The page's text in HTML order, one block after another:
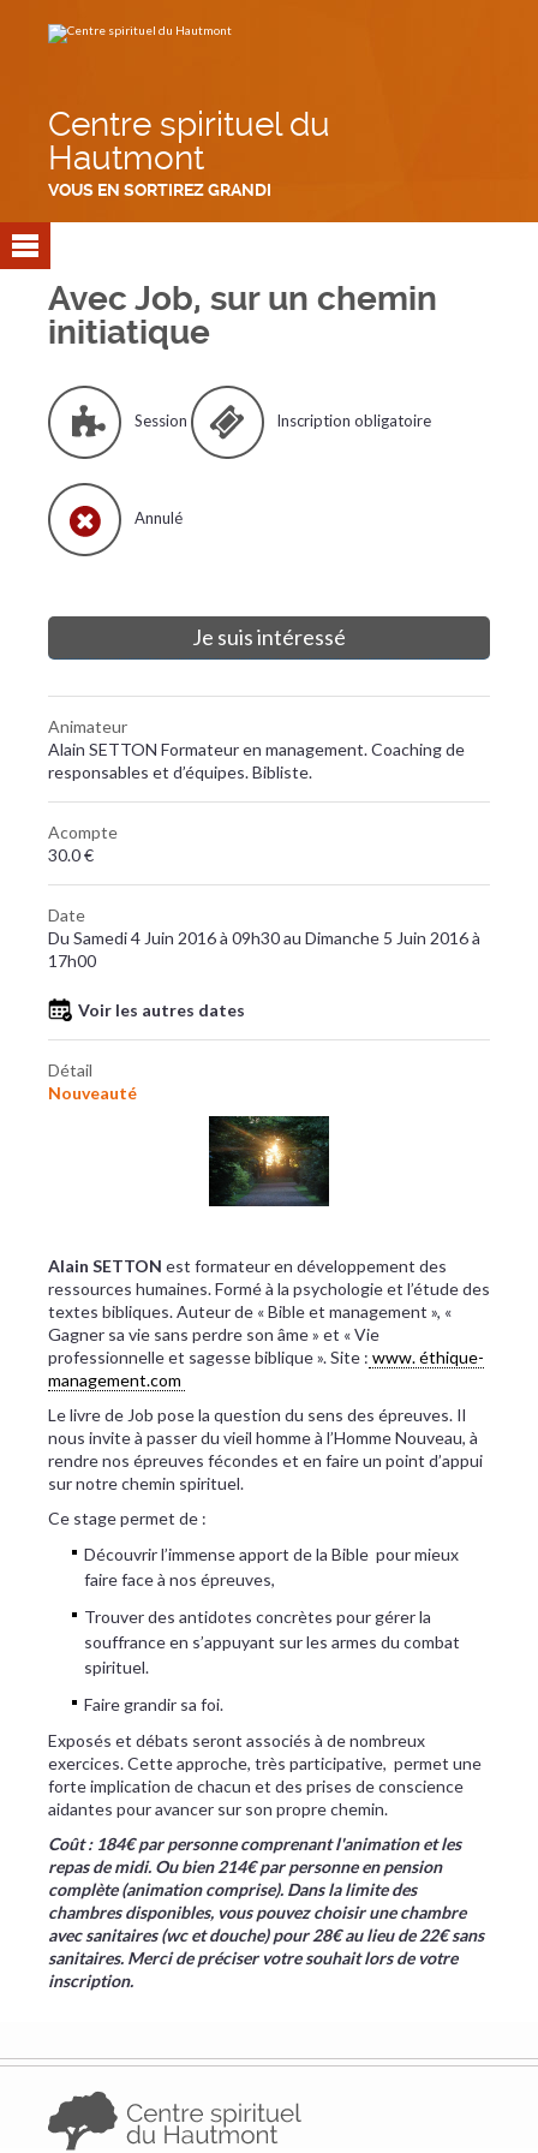
contenu.
Centre spirituel du
Hautmont
VOUS EN SORTIREZ GRANDI
Avec Job, sur un chemin
initiatique
Session Inscription obligatoire
Annulé
Je suis intéressé
Animateur
Alain SETTON Formateur en management. Coaching de
responsables et d’équipes. Bibliste.
Acompte
30.0 €
Date
Du Samedi 4 Juin 2016 à 09h30 au Dimanche 5 Juin 2016 à
17h00
Voir les autres dates
Détail
Nouveauté
Alain SETTON est formateur en développement des
ressources humaines. Formé à la psychologie et l’étude des
textes bibliques. Auteur de « Bible et management », «
Gagner sa vie sans perdre son âme » et « Vie
professionnelle et sagesse biblique ». Site : www. éthique-
management.com
Le livre de Job pose la question du sens des épreuves. Il
nous invite à passer du vieil homme à l’Homme Nouveau, à
rendre nos épreuves fécondes et en faire un point d’appui
sur notre chemin spirituel.
Ce stage permet de :
Découvrir l’immense apport de la Bible pour mieux
faire face à nos épreuves,
Trouver des antidotes concrètes pour gérer la
souffrance en s’appuyant sur les armes du combat
spirituel.
Faire grandir sa foi.
Exposés et débats seront associés à de nombreux
exercices. Cette approche, très participative, permet une
forte implication de chacun et des prises de conscience
aidantes pour avancer sur son propre chemin.
Coût : 184€ par personne comprenant l'animation et les
repas de midi. Ou bien 214€ par personne en pension
complète (animation comprise). Dans la limite des
chambres disponibles, vous pouvez choisir une chambre
avec sanitaires (wc et douche) pour 28€ au lieu de 22€ sans
sanitaires. Merci de préciser votre souhait lors de votre
inscription.